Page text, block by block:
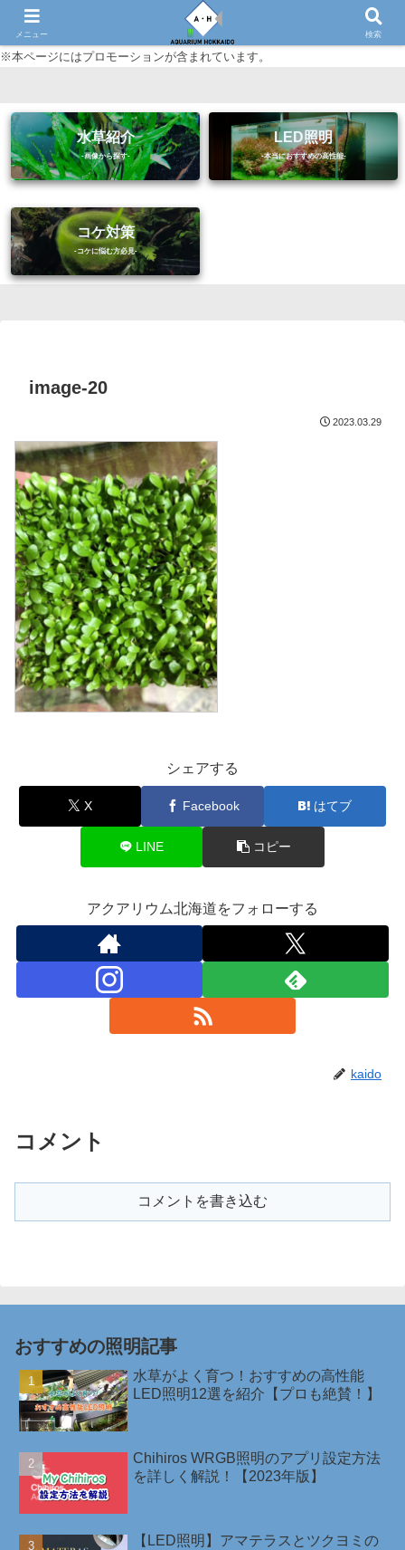
初心者に優しいアクアリウム（熱帯魚・水草等）情報サイト
※本ページにはプロモーションが含まれています。
水草紹介 LED照明
コケ対策
image-20
2023.03.29
シェアする
X Facebook はてブ
LINE コピー
アクアリウム北海道をフォローする
kaido
コメント
コメントを書き込む
おすすめの照明記事
水草がよく育つ！おすすめの高性能
LED照明12選を紹介【プロも絶賛！】
Chihiros WRGB照明のアプリ設定方法
を詳しく解説！【2023年版】
【LED照明】アマテラスとツクヨミの
メニュー 検索